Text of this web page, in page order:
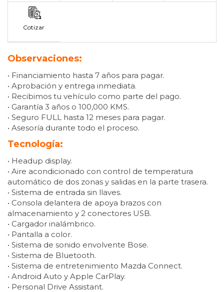
Cotizar
Observaciones:
• Financiamiento hasta 7 años para pagar.
• Aprobación y entrega inmediata.
• Recibimos tu vehículo como parte del pago.
• Garantía 3 años o 100,000 KMS.
• Seguro FULL hasta 12 meses para pagar.
• Asesoría durante todo el proceso.
Tecnología:
• Headup display.
• Aire acondicionado con control de temperatura
automático de dos zonas y salidas en la parte trasera.
• Sistema de entrada sin llaves.
• Consola delantera de apoya brazos con
almacenamiento y 2 conectores USB.
• Cargador inalámbrico.
• Pantalla a color.
• Sistema de sonido envolvente Bose.
• Sistema de Bluetooth.
• Sistema de entretenimiento Mazda Connect.
• Android Auto y Apple CarPlay.
• Personal Drive Assistant.